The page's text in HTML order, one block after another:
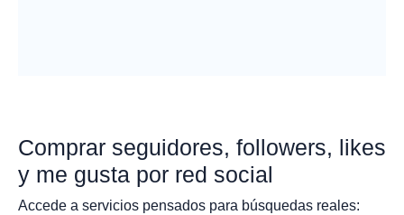
Comprar seguidores, followers, likes
y me gusta por red social
Accede a servicios pensados para búsquedas reales: